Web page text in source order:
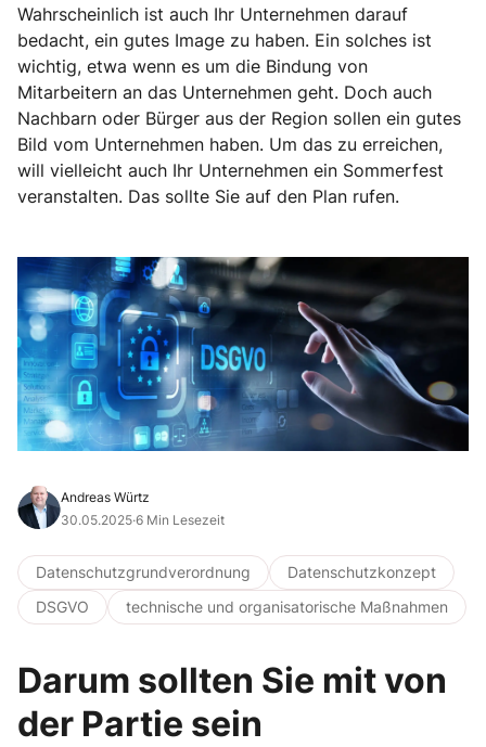
Wahrscheinlich ist auch Ihr Unternehmen darauf
bedacht, ein gutes Image zu haben. Ein solches ist
wichtig, etwa wenn es um die Bindung von
Mitarbeitern an das Unternehmen geht. Doch auch
Nachbarn oder Bürger aus der Region sollen ein gutes
Bild vom Unternehmen haben. Um das zu erreichen,
will vielleicht auch Ihr Unternehmen ein Sommerfest
veranstalten. Das sollte Sie auf den Plan rufen.
Andreas Würtz
30.05.2025·6 Min Lesezeit
Datenschutzgrundverordnung
Datenschutzkonzept
DSGVO
technische und organisatorische Maßnahmen
Darum sollten Sie mit von
der Partie sein